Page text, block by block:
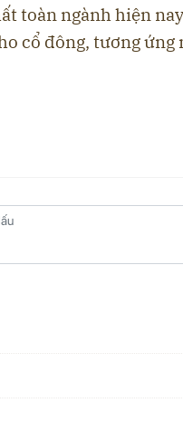
toàn ngành hiện
cổ đông, tương